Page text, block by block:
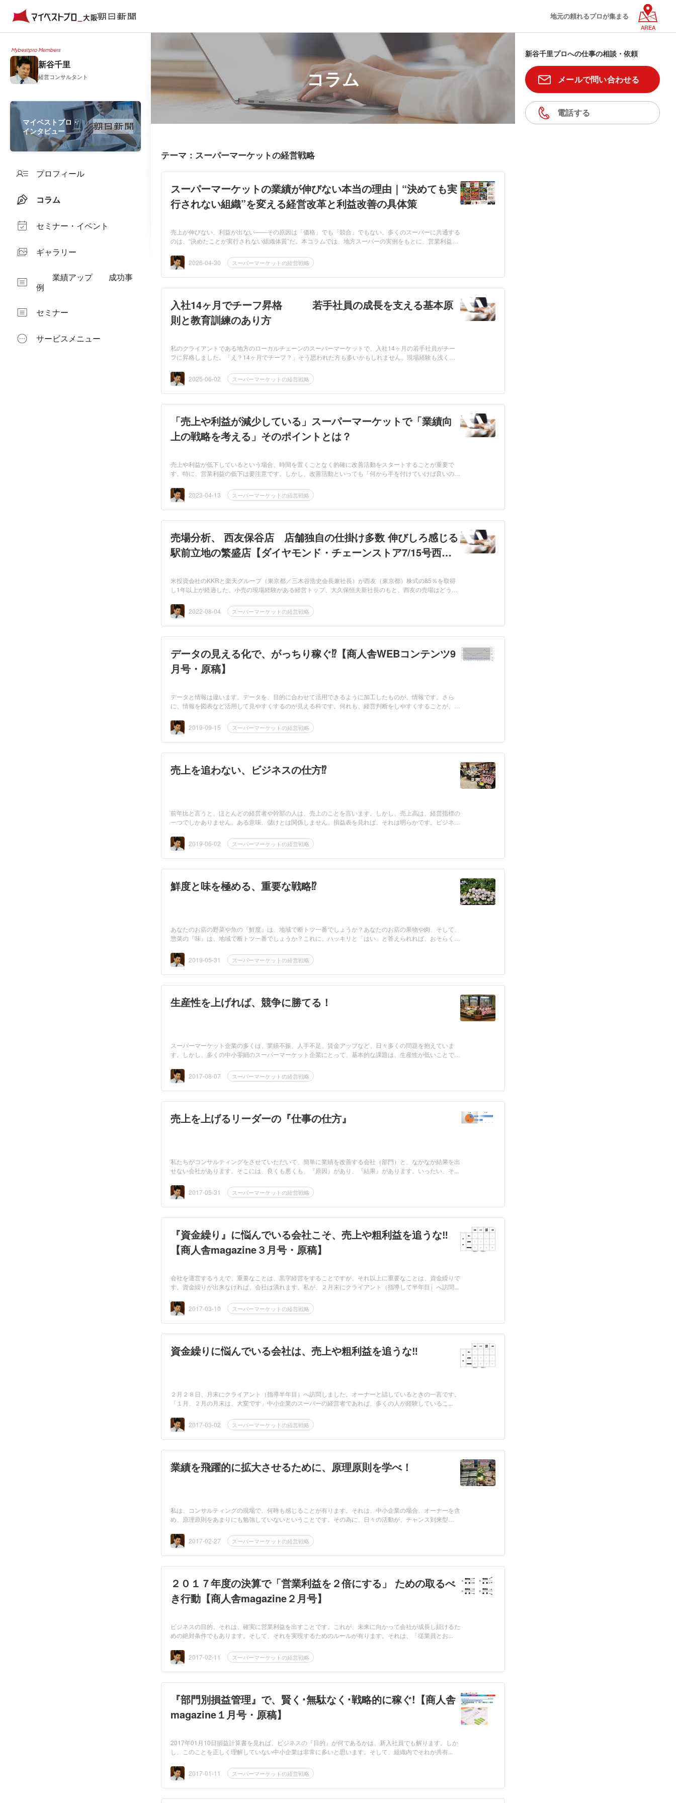
地元の頼れるプロが集まる
AREA
Mybestpro Members
新谷千里
経営コンサルタント
マイベストプロ・
インタビュー
プロフィール
コラム
セミナー・イベント
ギャラリー
業績アップ 成功事
例
セミナー
サービスメニュー
コラム
テーマ：スーパーマーケットの経営戦略
スーパーマーケットの業績が伸びない本当の理由｜“決めても実
行されない組織”を変える経営改革と利益改善の具体策
売上が伸びない、利益が出ない――その原因は「価格」でも「競合」でもない。多くのスーパーに共通する
のは、“決めたことが実行されない組織体質”だ。本コラムでは、地方スーパーの実例をもとに、営業利益を
2026-04-30
スーパーマーケットの経営戦略
入社14ヶ月でチーフ昇格 若手社員の成長を支える基本原
則と教育訓練のあり方
私のクライアントである地方のローカルチェーンのスーパーマーケットで、入社14ヶ月の若手社員がチー
フに昇格しました。「え？14ヶ月でチーフ？」そう思われた方も多いかもしれません。現場経験も浅く、
2025-06-02
スーパーマーケットの経営戦略
「売上や利益が減少している」スーパーマーケットで「業績向
上の戦略を考える」そのポイントとは？
売上や利益が低下しているという場合、時間を置くことなく的確に改善活動をスタートすることが重要で
す。特に、営業利益の低下は要注意です。しかし、改善活動といっても「何から手を付けていけば良いのか
2023-04-13
スーパーマーケットの経営戦略
売場分析、 西友保谷店 店舗独自の仕掛け多数 伸びしろ感じる
駅前立地の繁盛店【ダイヤモンド・チェーンストア7/15号西友
米投資会社のKKRと楽天グループ（東京都／三木谷浩史会長兼社長）が西友（東京都）株式の85％を取得
し1年以上が経過した。小売の現場経験がある経営トップ、大久保恒夫新社長のもと、西友の売場はどう変
2022-08-04
スーパーマーケットの経営戦略
データの見える化で、がっちり稼ぐ⁉【商人舎WEBコンテンツ9
月号・原稿】
データと情報は違います。データを、目的に合わせて活用できるように加工したものが、情報です。さら
に、情報を図表など活用して見やすくするのが見える科です。何れも、経営判断をしやすくすることが、そ
2019-09-15
スーパーマーケットの経営戦略
売上を追わない、ビジネスの仕方⁉
前年比と言うと、ほとんどの経営者や幹部の人は、売上のことを言います。しかし、売上高は、経営指標の
一つでしかありません。ある意味、儲けとは関係しません。損益表を見れば、それは明らかです。ビジネ
2019-06-02
スーパーマーケットの経営戦略
鮮度と味を極める、重要な戦略⁉
あなたのお店の野菜や魚の『鮮度』は、地域で断トツ一番でしょうか？あなたのお店の果物や肉、そして、
惣菜の『味』は、地域で断トツ一番でしょうか？これに、ハッキリと「はい」と答えられれば、おそらく地
2019-05-31
スーパーマーケットの経営戦略
生産性を上げれば、競争に勝てる！
スーパーマーケット企業の多くは、業績不振、人手不足、賃金アップなど、日々多くの問題を抱えていま
す。しかし、多くの中小零細のスーパーマーケット企業にとって、基本的な課題は、生産性が低いことで
2017-08-07
スーパーマーケットの経営戦略
売上を上げるリーダーの『仕事の仕方』
私たちがコンサルティングをさせていただいて、簡単に業績を改善する会社（部門）と、なかなか結果を出
せない会社があります。そこには、良くも悪くも、『原因』があり、『結果』があります。いったい、そ...
2017-05-31 スーパーマーケットの経営戦略
『資金繰り』に悩んでいる会社こそ、売上や粗利益を追うな‼
【商人舎magazine３月号・原稿】
会社を運営するうえで、重要なことは、黒字経営をすることですが、それ以上に重要なことは、資金繰りで
す。資金繰りが出来なければ、会社は潰れます。私が、２月末にクライアント（指導して半年目）へ訪問...
2017-03-10 スーパーマーケットの経営戦略
資金繰りに悩んでいる会社は、売上や粗利益を追うな‼
２月２８日、月末にクライアント（指導半年目）へ訪問しました。オーナーと話しているときの一言です。
「１月、２月の月末は、大変です」中小企業のスーパーの経営者であれば、多くの人が経験しているこ...
2017-03-02 スーパーマーケットの経営戦略
業績を飛躍的に拡大させるために、原理原則を学べ！
私は、コンサルティングの現場で、何時も感じることが有ります。それは、中小企業の場合、オーナーを含
め、原理原則をあまりにも勉強していないということです。その為に、日々の活動が、チャンス到来型
2017-02-27
スーパーマーケットの経営戦略
２０１７年度の決算で「営業利益を２倍にする」 ための取るべ
き行動【商人舎magazine２月号】
ビジネスの目的、それは、確実に営業利益を出すことです。これが、未来に向かって会社が成長し続けるた
めの絶対条件でもあります。そして、それを実現するためのルールが有ります。それは、「従業員とお...
2017-02-11 スーパーマーケットの経営戦略
『部門別損益管理』で、賢く･無駄なく･戦略的に稼ぐ!【商人舎
magazine１月号・原稿】
2017年01月10日損益計算書を見れば、ビジネスの『目的』が何であるかは、新入社員でも解ります。しか
し、このことを正しく理解していない中小企業は非常に多いと思います。そして、組織内でそれが共有...
2017-01-11 スーパーマーケットの経営戦略
新谷千里プロへの仕事の相談・依頼
メールで問い合わせる
電話する